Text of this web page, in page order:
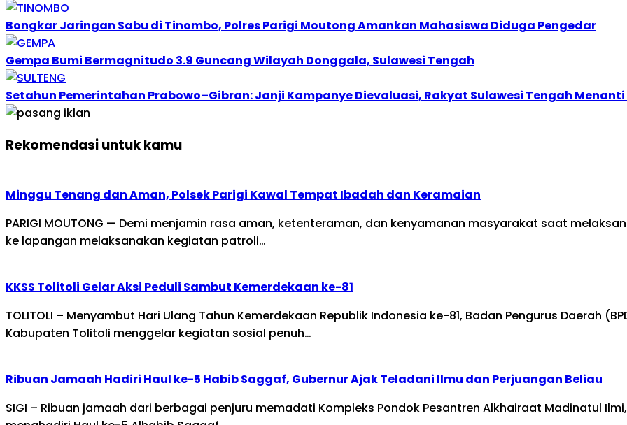
Bongkar Jaringan Sabu di Tinombo, Polres Parigi Moutong Amankan Mahasiswa Diduga Pengedar
Gempa Bumi Bermagnitudo 3.9 Guncang Wilayah Donggala, Sulawesi Tengah
Setahun Pemerintahan Prabowo–Gibran: Janji Kampanye Dievaluasi, Rakyat Sulawesi Tengah
Rekomendasi untuk kamu
Minggu Tenang dan Aman, Polsek Parigi Kawal Tempat Ibadah dan Keramaian
PARIGI MOUTONG — Demi menjamin rasa aman, ketenteraman, dan kenyamanan masyarakat saat
ke lapangan melaksanakan kegiatan patroli…
KKSS Tolitoli Gelar Aksi Peduli Sambut Kemerdekaan ke-81
TOLITOLI – Menyambut Hari Ulang Tahun Kemerdekaan Republik Indonesia ke-81, Badan Pengurus Daerah
Kabupaten Tolitoli menggelar kegiatan sosial penuh…
Ribuan Jamaah Hadiri Haul ke-5 Habib Saggaf, Gubernur Ajak Teladani Ilmu dan Perjuangan Beliau
SIGI – Ribuan jamaah dari berbagai penjuru memadati Kompleks Pondok Pesantren Alkhairaat Madinatul